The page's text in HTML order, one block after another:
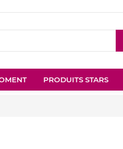
PRODUITS STARS